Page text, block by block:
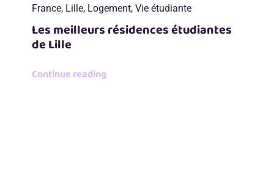
France, Lille, Logement,Vie étudiante
Les meilleurs résidences étudiantes
de Lille
Continue reading